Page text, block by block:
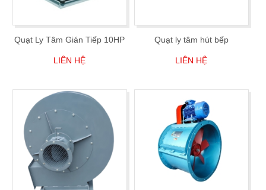
Quạt Ly Tâm Gián Tiếp 10HP
LIÊN HỆ
Quạt ly tâm hút bếp
LIÊN HỆ